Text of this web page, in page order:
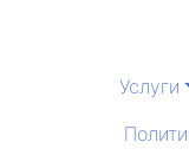
Услуги